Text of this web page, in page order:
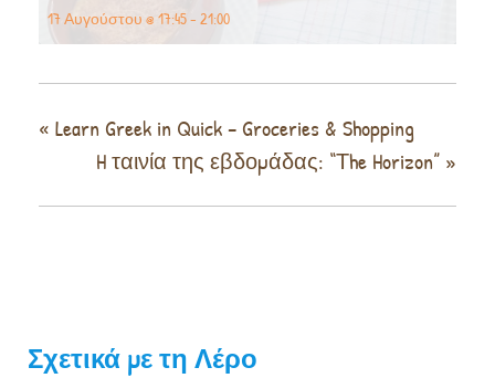
17 Αυγούστου @ 17:45- 21:00
« Learn Greek in Quick – Groceries & Shopping
H ταινία της εβδομάδας: “Τhe Horizon” »
Σχετικά με τη Λέρο